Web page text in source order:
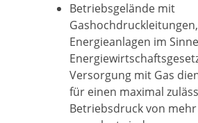
Betriebsgelände mit
Energieanlagen im
Versorgung mit Gas
für einen maximal
Betriebsdruck von